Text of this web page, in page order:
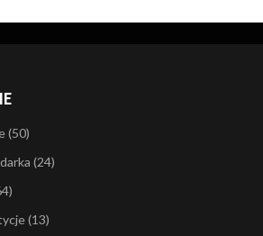
(50)
(24)
(13)